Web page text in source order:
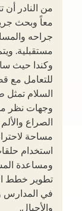
من النادر أن
معاً وبحث
جراحه
مستقبلية.
وكندا حيث
للتعامل مع
السلام تمثل
وجهات نظر
الصراع
مساحة
استخدام
ومساعدة
تطوير خطط
في المدارس
والأجيال.